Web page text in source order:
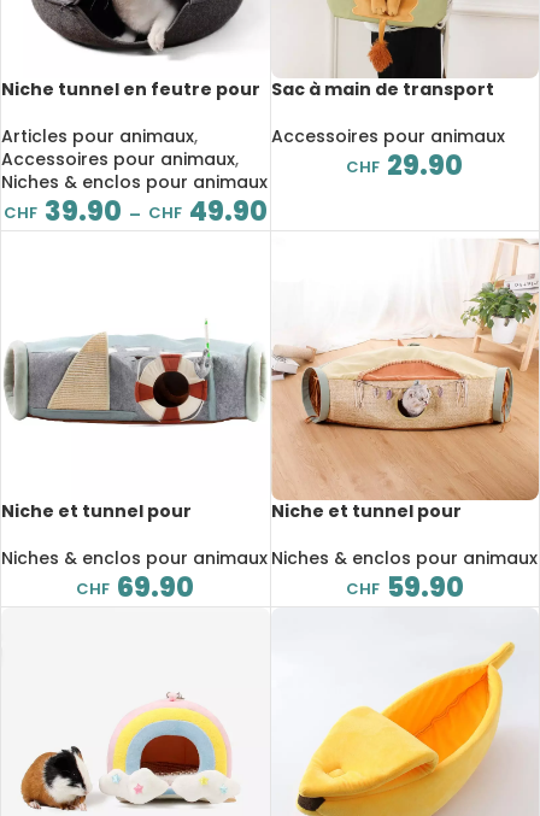
Niche tunnel en feutre pour
d’entraînement intérieur
Articles pour animaux,
Accessoires pour animaux,
Niches & enclos pour animaux
CHF 39.90 – CHF 49.90
Sac à main de transport
doux, respirant, avec
fermeture éclair de sécurité
Accessoires pour animaux
CHF 29.90
Niche et tunnel pour
multifonctionnel, pliable,
petit chien et chat
Niches & enclos pour animaux
CHF 69.90
Niche et tunnel pour
trous, pliable, quatre
Niches & enclos pour animaux
CHF 59.90